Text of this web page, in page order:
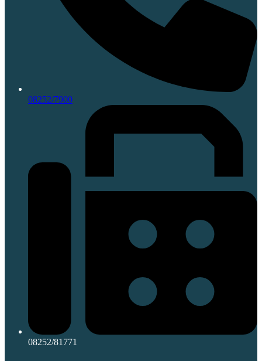
08252/7900
08252/81771